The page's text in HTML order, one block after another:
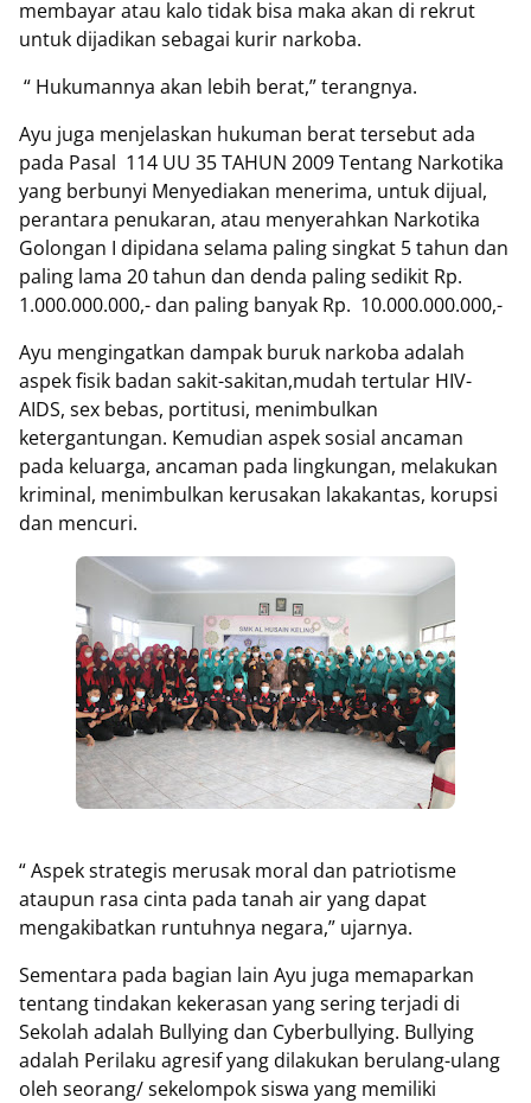
membayar atau kalo tidak bisa maka akan di rekrut
untuk dijadikan sebagai kurir narkoba.
“ Hukumannya akan lebih berat,” terangnya.
Ayu juga menjelaskan hukuman berat tersebut ada
pada Pasal 114 UU 35 TAHUN 2009 Tentang Narkotika
yang berbunyi Menyediakan menerima, untuk dijual,
perantara penukaran, atau menyerahkan Narkotika
Golongan I dipidana selama paling singkat 5 tahun dan
paling lama 20 tahun dan denda paling sedikit Rp.
1.000.000.000,- dan paling banyak Rp. 10.000.000.000,-
Ayu mengingatkan dampak buruk narkoba adalah
aspek fisik badan sakit-sakitan,mudah tertular HIV-
AIDS, sex bebas, portitusi, menimbulkan
ketergantungan. Kemudian aspek sosial ancaman
pada keluarga, ancaman pada lingkungan, melakukan
kriminal, menimbulkan kerusakan lakakantas, korupsi
dan mencuri.
“ Aspek strategis merusak moral dan patriotisme
ataupun rasa cinta pada tanah air yang dapat
mengakibatkan runtuhnya negara,” ujarnya.
Sementara pada bagian lain Ayu juga memaparkan
tentang tindakan kekerasan yang sering terjadi di
Sekolah adalah Bullying dan Cyberbullying. Bullying
adalah Perilaku agresif yang dilakukan berulang-ulang
oleh seorang/ sekelompok siswa yang memiliki